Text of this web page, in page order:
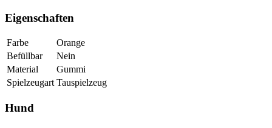
Eigenschaften
Farbe
Orange
Befüllbar
Nein
Material
Gummi
Spielzeugart Tauspielzeug
Hund